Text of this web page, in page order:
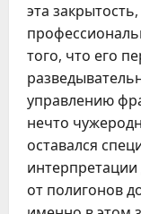
эта
того, что его
управлению
нечто
оставался
от полигонов